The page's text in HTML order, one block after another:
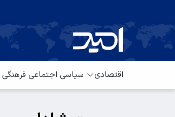
اقتصادی سیاسی اجتماعی فرهنگی